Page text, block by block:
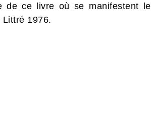
de ce livre où se manifestent le
Littré 1976.